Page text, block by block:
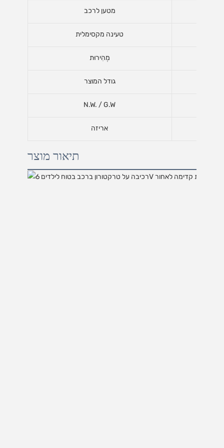
מטען לרכב
טעינה מקסימלית
מְהִירוּת
גודל המוצר
N.W. / G.W
אריזה
תיאור מוצר